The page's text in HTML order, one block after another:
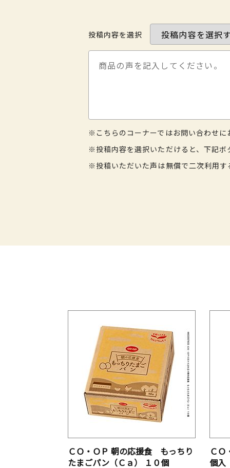
投稿内容を選択
※こちらのコーナーではお問い合わせに
※投稿内容を選択いただけると、下記ボ
※投稿いただいた声は無償で二次利用す
ＣＯ・ＯＰ 朝の応援食 もっちり
たまごパン（Ｃａ） １０個
ＣＯ
個入